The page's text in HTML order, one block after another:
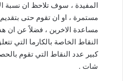
المفيدة ، سوف تلاحظ ان نسبة
مستمرة ، او ان تقوم حتى
مساعدة الاخرين ، فضلاً عن ان
النقاط الخاصة بالكارما التي
كبير عدد النقاط التي تقوم
شات .